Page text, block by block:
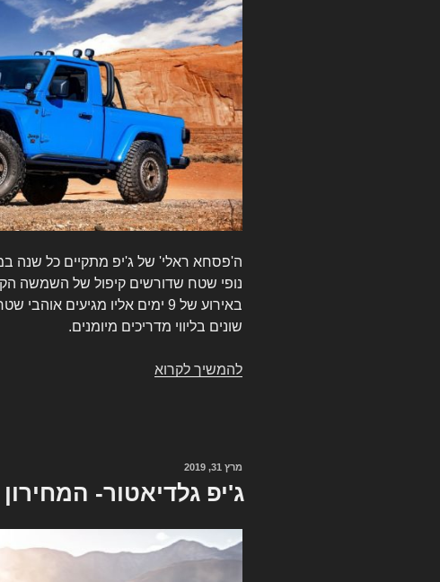
ה'פסחא ראלי' של ג'יפ מתקיים כל שנה
נופי שטח שדורשים קיפול של השמשה
שונים בליווי מדריכים מיומנים.
להמשיך לקרוא
ראלי'
פורסם
מרץ 31, 2019
ג'יפ גלדיאטור- המחירון